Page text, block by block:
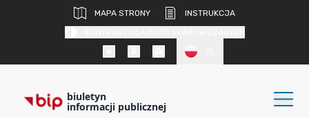
MAPA STRONY
INSTRUKCJA
biuletyn
informacji publicznej